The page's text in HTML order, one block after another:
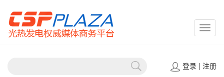
登录| 注册